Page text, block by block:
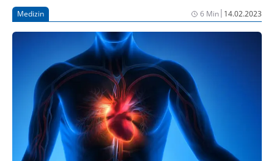
die Daten von rund einer Mio. Menschen analysiert.
Dabei wurden die "Polygenic Risk Scores" auf Basis
genetischer Daten berechnet. Diese Scores sagen bei
Menschen mit einem bestehenden Risiko ein
Vorhofflimmern sowie sogar einen Schlaganfall und
damit die Sterblichkeit voraus.
Medizin 6 Min| 14.02.2023